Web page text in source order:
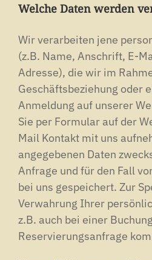
Welche Daten werden
Wir verarbeiten jene
(z.B. Name, Anschrift, E-
Adresse), die wir im
Geschäftsbeziehung oder
Anmeldung auf unserer
Sie per Formular auf der
Mail Kontakt mit uns
angegebenen Daten
Anfrage und für den Fall
bei uns gespeichert. Zur
Verwahrung Ihrer
z.B. auch bei einer
Reservierungsanfrage